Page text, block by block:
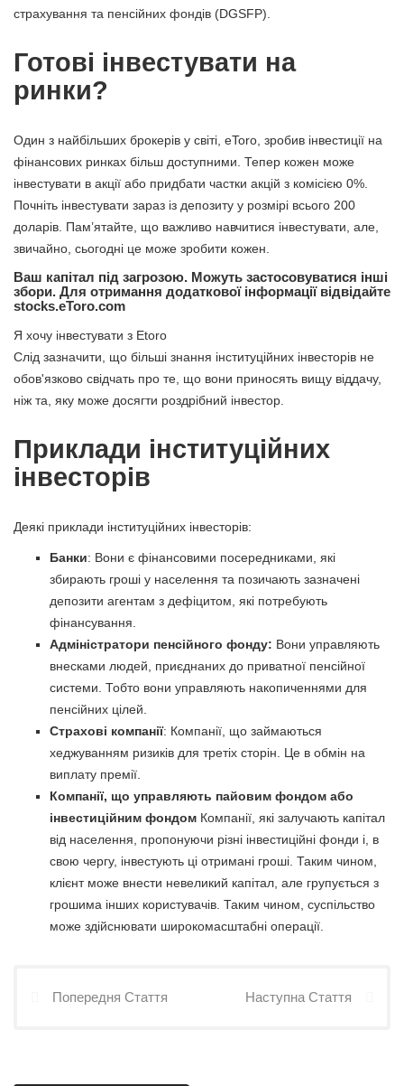
страхування та пенсійних фондів (DGSFP).
Готові інвестувати на
ринки?
Один з найбільших брокерів у світі, eToro, зробив інвестиції на
фінансових ринках більш доступними. Тепер кожен може
інвестувати в акції або придбати частки акцій з комісією 0%.
Почніть інвестувати зараз із депозиту у розмірі всього 200
доларів. Пам’ятайте, що важливо навчитися інвестувати, але,
звичайно, сьогодні це може зробити кожен.
Ваш капітал під загрозою. Можуть застосовуватися інші
збори. Для отримання додаткової інформації відвідайте
stocks.eToro.com
Я хочу інвестувати з Etoro
Слід зазначити, що більші знання інституційних інвесторів не
обов'язково свідчать про те, що вони приносять вищу віддачу,
ніж та, яку може досягти роздрібний інвестор.
Приклади інституційних
інвесторів
Деякі приклади інституційних інвесторів:
Банки: Вони є фінансовими посередниками, які
збирають гроші у населення та позичають зазначені
депозити агентам з дефіцитом, які потребують
фінансування.
Адміністратори пенсійного фонду: Вони управляють
внесками людей, приєднаних до приватної пенсійної
системи. Тобто вони управляють накопиченнями для
пенсійних цілей.
Страхові компанії: Компанії, що займаються
хеджуванням ризиків для третіх сторін. Це в обмін на
виплату премії.
Компанії, що управляють пайовим фондом або
інвестиційним фондом Компанії, які залучають капітал
від населення, пропонуючи різні інвестиційні фонди і, в
свою чергу, інвестують ці отримані гроші. Таким чином,
клієнт може внести невеликий капітал, але групується з
грошима інших користувачів. Таким чином, суспільство
може здійснювати широкомасштабні операції.
Попередня Стаття Наступна Стаття